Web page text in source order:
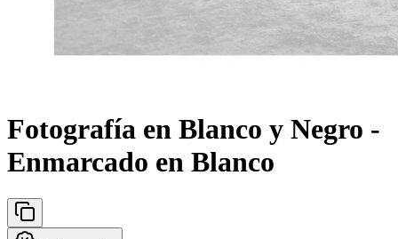
Fotografía en Blanco y Negro -
Enmarcado en Blanco